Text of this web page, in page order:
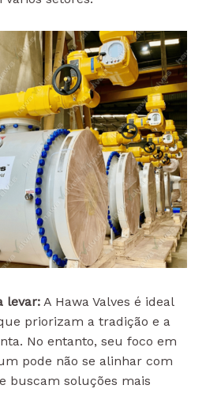
levar:A Hawa Valves é ideal
priorizam a tradição e a
No entanto, seu foco em
pode não se alinhar com
buscam soluções mais